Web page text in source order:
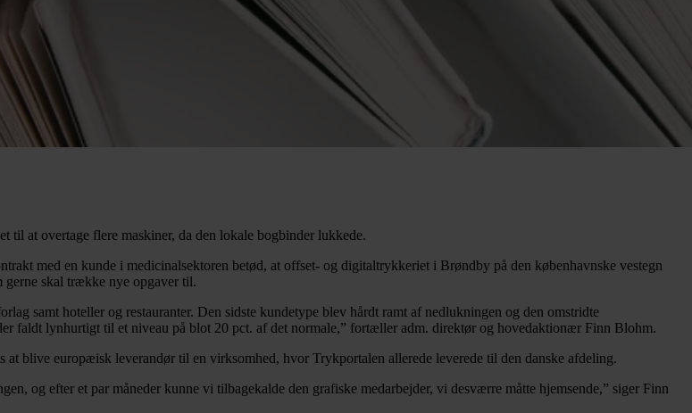
at overtage flere maskiner, da den lokale bogbinder lukkede.
med en kunde i medicinalsektoren betød, at offset- og digitaltrykkeriet i Brøndby på den københavnske vestegn
gerne skal trække nye opgaver til.
samt hoteller og restauranter. Den sidste kundetype blev hårdt ramt af nedlukningen og den omstridte
faldt lynhurtigt til et niveau på blot 20 pct. af det normale,” fortæller adm. direktør og hovedaktionær Finn Blohm.
blive europæisk leverandør til en virksomhed, hvor Trykportalen allerede leverede til den danske afdeling.
og efter et par måneder kunne vi tilbagekalde den grafiske medarbejder, vi desværre måtte hjemsende,” siger Finn